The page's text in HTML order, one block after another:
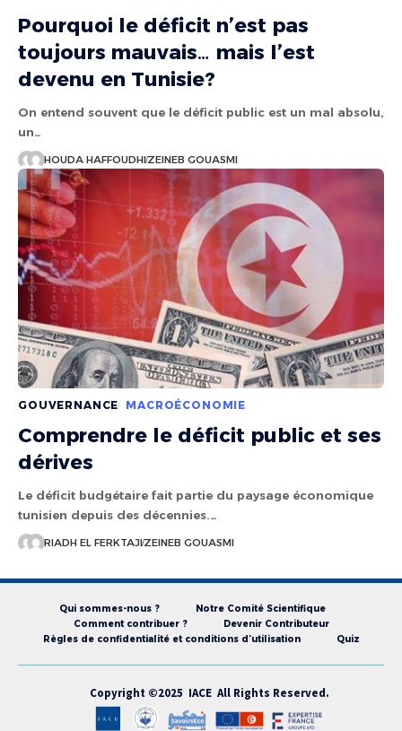
Pourquoi le déficit n’est pas
toujours mauvais… mais l’est
devenu en Tunisie?
On entend souvent que le déficit public est un mal absolu,
un…
HOUDA HAFFOUDHIZEINEB GOUASMI
GOUVERNANCE MACROÉCONOMIE
Comprendre le déficit public et ses
dérives
Le déficit budgétaire fait partie du paysage économique
tunisien depuis des décennies.…
RIADH EL FERKTAJIZEINEB GOUASMI
Qui sommes-nous ?
Notre Comité Scientifique
Comment contribuer ?
Devenir Contributeur
Règles de confidentialité et conditions d’utilisation
Quiz
Copyright ©2025 IACE All Rights Reserved.